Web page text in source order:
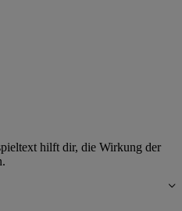
hilft dir, die Wirkung der